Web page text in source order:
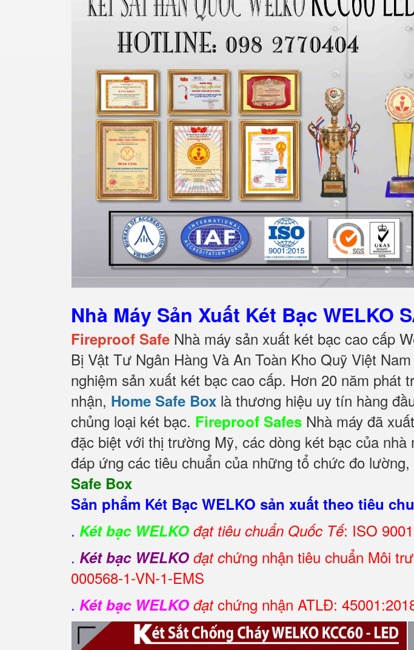
Nhà Máy Sản Xuất Két Bạc WELKO
Fireproof Safe Nhà máy sản xuất két bạc cao cấp
Bị Vật Tư Ngân Hàng Và An Toàn Kho Quỹ Việt
nghiệm sản xuất két bạc cao cấp. Hơn 20 năm phát
nhận, Home Safe Box là thương hiệu uy tín hàng
chủng loại két bạc. Fireproof Safes Nhà máy đã
đặc biệt với thị trường Mỹ, các dòng két bạc của
đáp ứng các tiêu chuẩn của những tổ chức đo
Safe Box
Sản phẩm Két Bạc WELKO sản xuất theo tiêu
. Két bạc WELKO đạt tiêu chuẩn Quốc Tế: ISO
. Két bạc WELKO đạt chứng nhận tiêu chuẩn Môi
000568-1-VN-1-EMS
. Két bạc WELKO đạtchứng nhận ATLĐ: